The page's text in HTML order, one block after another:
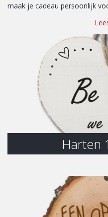
maak je cadeau persoonlijk
Harten